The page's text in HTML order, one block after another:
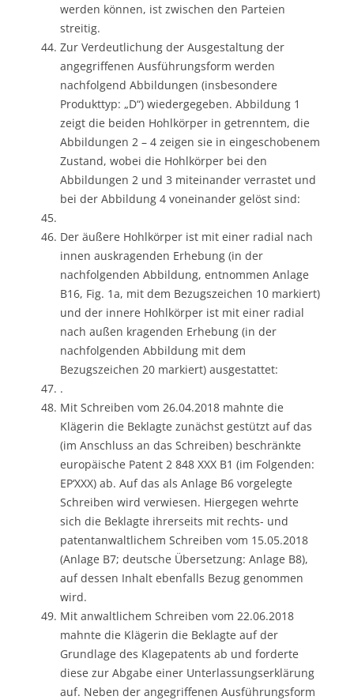
werden können, ist zwischen den Parteien
streitig.
Zur Verdeutlichung der Ausgestaltung der
angegriffenen Ausführungsform werden
nachfolgend Abbildungen (insbesondere
Produkttyp: „D“) wiedergegeben. Abbildung 1
zeigt die beiden Hohlkörper in getrenntem, die
Abbildungen 2 – 4 zeigen sie in eingeschobenem
Zustand, wobei die Hohlkörper bei den
Abbildungen 2 und 3 miteinander verrastet und
bei der Abbildung 4 voneinander gelöst sind:
Der äußere Hohlkörper ist mit einer radial nach
innen auskragenden Erhebung (in der
nachfolgenden Abbildung, entnommen Anlage
B16, Fig. 1a, mit dem Bezugszeichen 10 markiert)
und der innere Hohlkörper ist mit einer radial
nach außen kragenden Erhebung (in der
nachfolgenden Abbildung mit dem
Bezugszeichen 20 markiert) ausgestattet:
.
Mit Schreiben vom 26.04.2018 mahnte die
Klägerin die Beklagte zunächst gestützt auf das
(im Anschluss an das Schreiben) beschränkte
europäische Patent 2 848 XXX B1 (im Folgenden:
EP‘XXX) ab. Auf das als Anlage B6 vorgelegte
Schreiben wird verwiesen. Hiergegen wehrte
sich die Beklagte ihrerseits mit rechts- und
patentanwaltlichem Schreiben vom 15.05.2018
(Anlage B7; deutsche Übersetzung: Anlage B8),
auf dessen Inhalt ebenfalls Bezug genommen
wird.
Mit anwaltlichem Schreiben vom 22.06.2018
mahnte die Klägerin die Beklagte auf der
Grundlage des Klagepatents ab und forderte
diese zur Abgabe einer Unterlassungserklärung
auf. Neben der angegriffenen Ausführungsform